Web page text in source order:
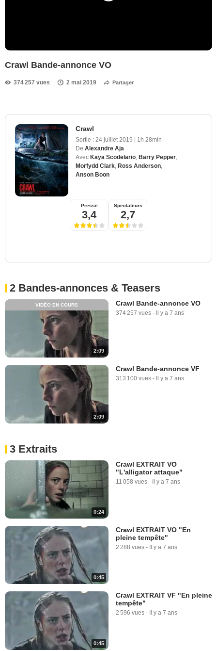
Crawl Bande-annonce VO
374 257 vues 2 mai 2019 Partager
Crawl
Sortie : 24 juillet 2019 | 1h 28min
De Alexandre Aja
Avec Kaya Scodelario Barry Pepper
Morfydd Clark Ross Anderson
Anson Boon
Presse
3,4
Spectateurs
2,7
2 Bandes-annonces & Teasers
2:09
VIDÉO EN COURS Crawl Bande-annonce VO
374 257 vues - Il y a 7 ans
2:09
Crawl Bande-annonce VF
313 100 vues - Il y a 7 ans
3 Extraits
0:24
Crawl EXTRAIT VO
"L'alligator attaque"
11 058 vues - Il y a 7 ans
0:45
Crawl EXTRAIT VO "En
pleine tempête"
2 288 vues - Il y a 7 ans
0:45
Crawl EXTRAIT VF "En pleine
tempête"
2 596 vues - Il y a 7 ans